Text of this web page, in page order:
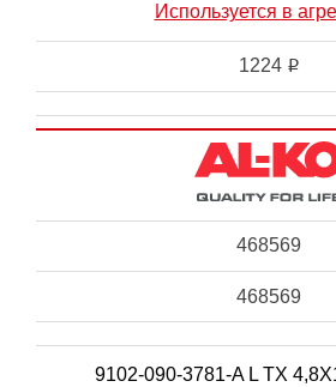
Используется в
1224 i
468569
468569
9102-090-3781-A L TX